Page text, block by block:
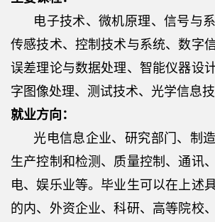
电子技术、微机原理、信号与
传感技术、控制技术与系统、数字
误差理论与数据处理、智能仪器设
字图像处理、测试技术、光学信息技
就业方向：
光电信息企业、研究部门、制
生产控制和检测、质量控制、通讯
电、娱乐业等。毕业生可以在上述
的内、外资企业、科研、高等院校